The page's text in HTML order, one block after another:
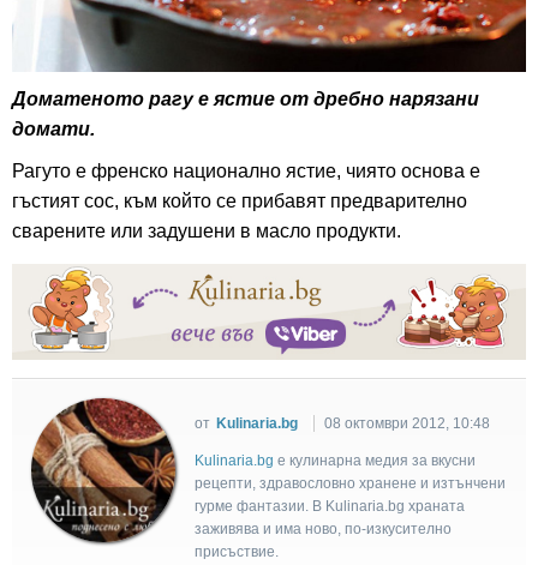
Доматеното рагу е ястие от дребно нарязани
домати.
Рагуто е френско национално ястие, чиято основа е
гъстият сос, към който се прибавят предварително
сварените или задушени в масло продукти.
от Kulinaria.bg 08 октомври 2012, 10:48
Kulinaria.bg e кулинарна медия за вкусни
рецепти, здравословно хранене и изтънчени
гурме фантазии. В Kulinaria.bg храната
заживява и има ново, по-изкусително
присъствие.